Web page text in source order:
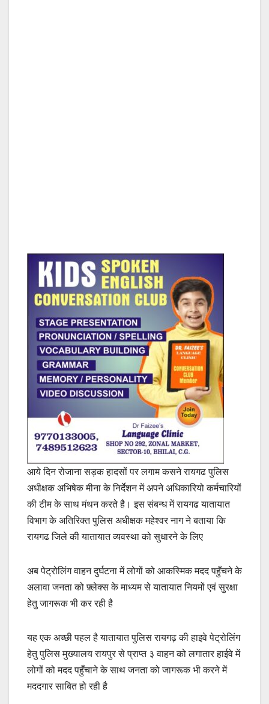
आये दिन रोजाना सड़क हादसों पर लगाम कसने रायगढ पुलिस
अधीक्षक अभिषेक मीना के निर्देशन में अपने अधिकारियो कर्मचारियों
की टीम के साथ मंथन करते है। इस संबन्ध में रायगढ यातायात
विभाग के अतिरिक्त पुलिस अधीक्षक महेश्वर नाग ने बताया कि
रायगढ जिले की यातायात व्यवस्था को सुधारने के लिए
अब पेट्रोलिंग वाहन दुर्घटना में लोगों को आकस्मिक मदद पहुँचने के
अलावा जनता को फ़्लेक्स के माध्यम से यातायात नियमों एवं सुरक्षा
हेतु जागरूक भी कर रही है
यह एक अच्छी पहल है यातायात पुलिस रायगढ़ की हाइवे पेट्रोलिंग
हेतु पुलिस मुख्यालय रायपुर से प्राप्त ३ वाहन को लगातार हाईवे में
लोगों को मदद पहुँचाने के साथ जनता को जागरूक भी करने में
मददगार साबित हो रही है